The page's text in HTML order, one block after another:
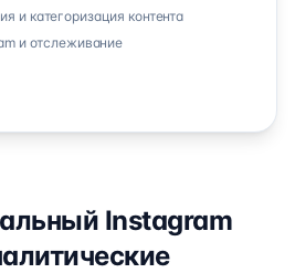
и категоризация контента
и отслеживание
Instagram